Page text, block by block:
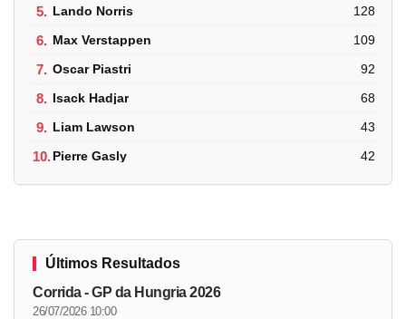
5. Lando Norris 128
6. Max Verstappen 109
7. Oscar Piastri 92
8. Isack Hadjar 68
9. Liam Lawson 43
10.Pierre Gasly 42
Últimos Resultados
Corrida - GP da Hungria 2026
26/07/2026 10:00